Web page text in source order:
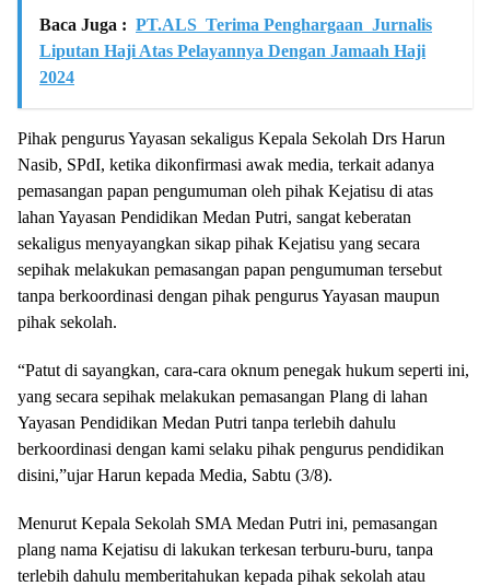
Baca Juga : PT.ALS Terima Penghargaan Jurnalis
Liputan Haji Atas Pelayannya Dengan Jamaah Haji
2024
Pihak pengurus Yayasan sekaligus Kepala Sekolah Drs Harun
Nasib, SPdI, ketika dikonfirmasi awak media, terkait adanya
pemasangan papan pengumuman oleh pihak Kejatisu di atas
lahan Yayasan Pendidikan Medan Putri, sangat keberatan
sekaligus menyayangkan sikap pihak Kejatisu yang secara
sepihak melakukan pemasangan papan pengumuman tersebut
tanpa berkoordinasi dengan pihak pengurus Yayasan maupun
pihak sekolah.
“Patut di sayangkan, cara-cara oknum penegak hukum seperti ini,
yang secara sepihak melakukan pemasangan Plang di lahan
Yayasan Pendidikan Medan Putri tanpa terlebih dahulu
berkoordinasi dengan kami selaku pihak pengurus pendidikan
disini,”ujar Harun kepada Media, Sabtu (3/8).
Menurut Kepala Sekolah SMA Medan Putri ini, pemasangan
plang nama Kejatisu di lakukan terkesan terburu-buru, tanpa
terlebih dahulu memberitahukan kepada pihak sekolah atau